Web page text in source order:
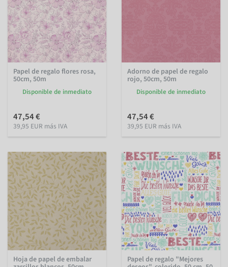
Papel de regalo flores rosa,
50cm, 50m
Disponible de inmediato
47,54 €
39,95 EUR más IVA
Adorno de papel de regalo
rojo, 50cm, 50m
Disponible de inmediato
47,54 €
39,95 EUR más IVA
Hoja de papel de embalar Papel de regalo "Mejores